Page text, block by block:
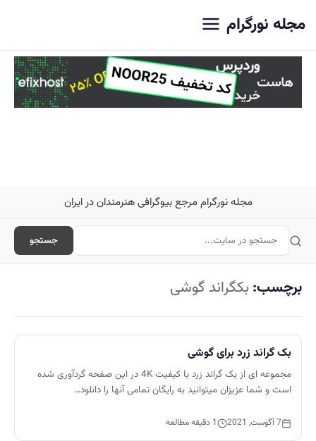
مجله نورگرام
مجله نورگرام مرجع بیوگرافی هنرمندان در ایران
جستجو
برچسب: بکگراند گوشی
بک گراند زرد برای گوشی
مجموعه ای از بک گراند زرد با کیفیت 4K در این صفحه گردآوری شده
است و شما عزیزان میتوانید به رایگان تمامی آنها را دانلود…
7 آگوست, 2021 1 دقیقه مطالعه